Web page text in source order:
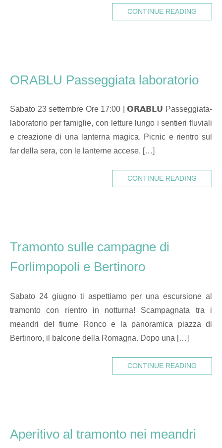
CONTINUE READING
ORABLU Passeggiata laboratorio
Sabato 23 settembre Ore 17:00 | 𝗢𝗥𝗔𝗕𝗟𝗨 Passeggiata-
laboratorio per famiglie, con letture lungo i sentieri fluviali
e creazione di una lanterna magica. Picnic e rientro sul
far della sera, con le lanterne accese. […]
CONTINUE READING
Tramonto sulle campagne di
Forlimpopoli e Bertinoro
Sabato 24 giugno ti aspettiamo per una escursione al
tramonto con rientro in notturna! Scampagnata tra i
meandri del fiume Ronco e la panoramica piazza di
Bertinoro, il balcone della Romagna. Dopo una […]
CONTINUE READING
Aperitivo al tramonto nei meandri